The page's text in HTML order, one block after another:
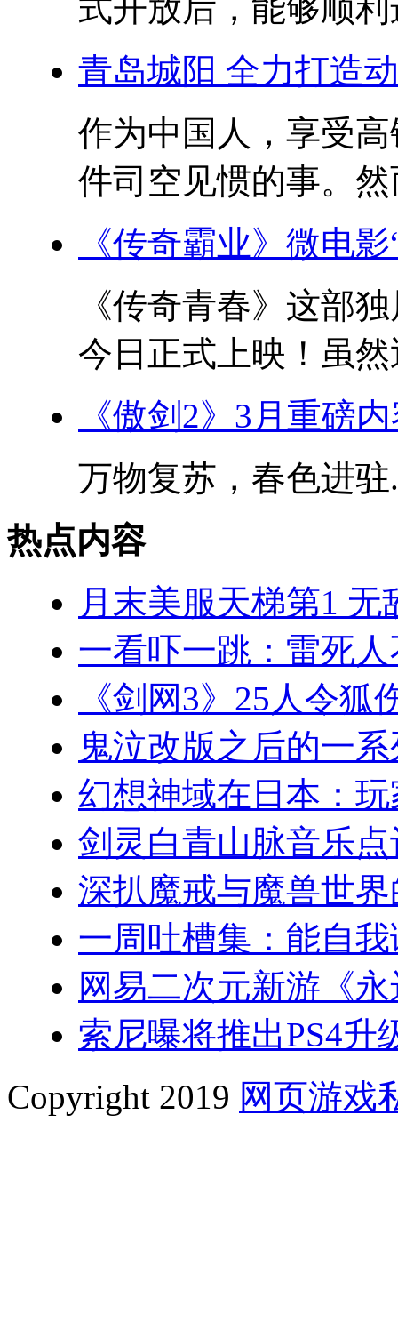
式开放后，能够顺
青岛城阳 全力打造
作为中国人，享受
件司空见惯的事。
《传奇霸业》微电
《传奇青春》这部
今日正式上映！虽
《傲剑2》3月重磅
万物复苏，春色进驻
热点内容
月末美服天梯第1 无
一看吓一跳：雷死
《剑网3》25人令狐
鬼泣改版之后的一
幻想神域在日本：
剑灵白青山脉音乐
深扒魔戒与魔兽世
一周吐槽集：能自
网易二次元新游《
索尼曝将推出PS4升
Copyright 2019 网页游戏